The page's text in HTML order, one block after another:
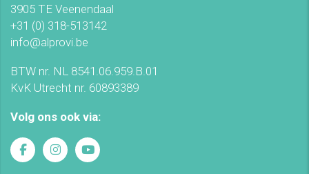
3905 TE Veenendaal
+31 (0) 318-513142
info@alprovi.be
BTW nr. NL 8541.06.959.B.01
KvK Utrecht nr. 60893389
Volg ons ook via: